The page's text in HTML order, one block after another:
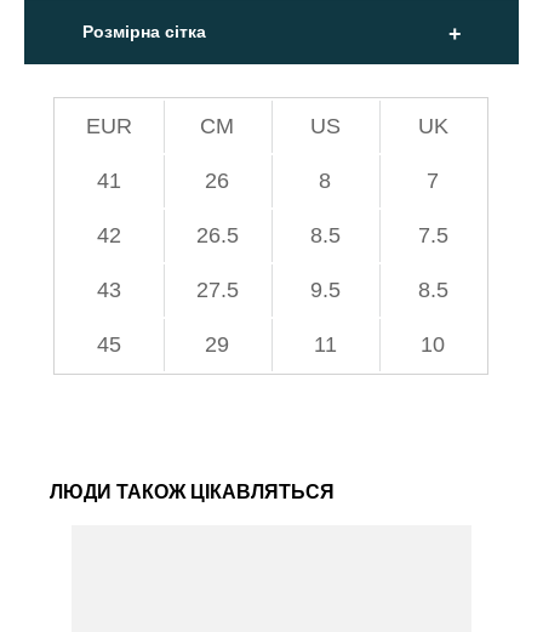
Розмірна сітка
EUR СМ US UK
41 26 8 7
42 26.5 8.5 7.5
43 27.5 9.5 8.5
45 29 11 10
ЛЮДИ ТАКОЖ ЦІКАВЛЯТЬСЯ